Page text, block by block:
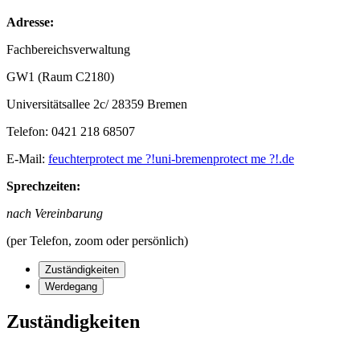
Adresse:
Fachbereichsverwaltung
GW1 (Raum C2180)
Universitätsallee 2c/ 28359 Bremen
Telefon: 0421 218 68507
E-Mail: feuchterprotect me ?!uni-bremenprotect me ?!.de
Sprechzeiten:
nach Vereinbarung
(per Telefon, zoom oder persönlich)
Zuständigkeiten
Werdegang
Zuständigkeiten